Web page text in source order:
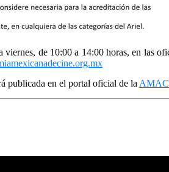
viernes, de 10:00 a 14:00 horas, en
publicada en el portal oficial de la